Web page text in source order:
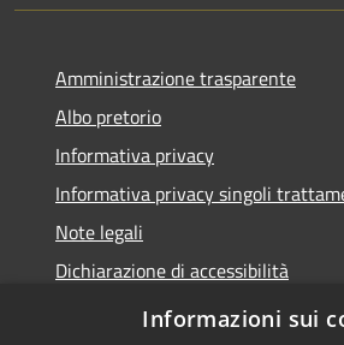
Amministrazione trasparente
Albo pretorio
Informativa privacy
Informativa privacy singoli
Note legali
Dichiarazione di accessibilità
Obiettivi di accessibilità
Informazioni sui